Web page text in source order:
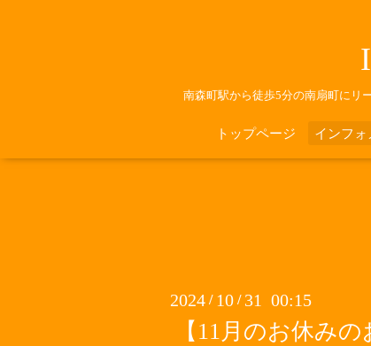
南森町駅から徒歩5分の南扇町にリ
トップページ インフォ
2024 / 10 / 31 00:15
【11月のお休みの